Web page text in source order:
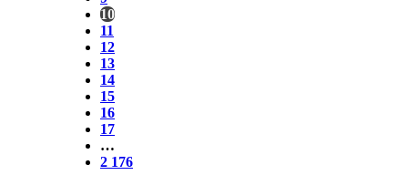
10
11
12
13
14
15
16
17
…
2 176